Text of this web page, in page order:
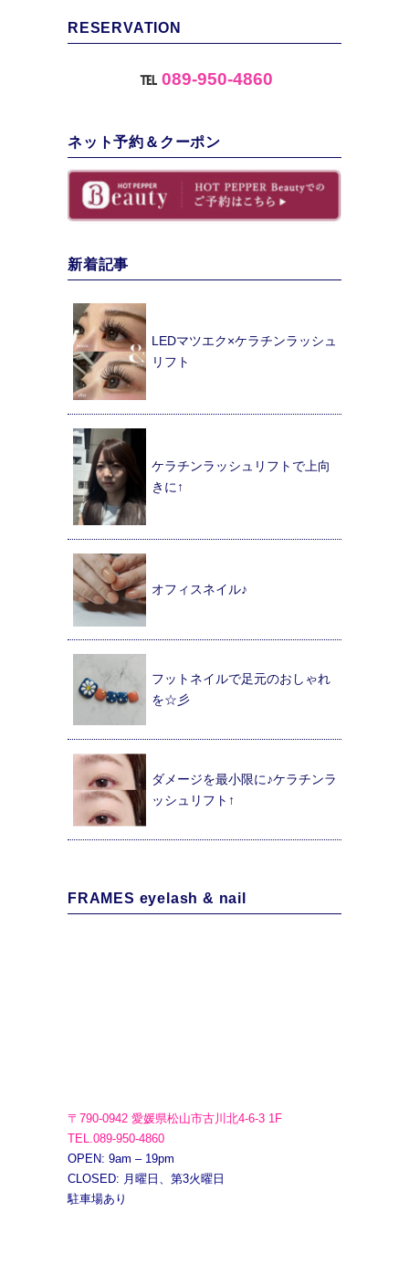
RESERVATION
℡ 089-950-4860
ネット予約＆クーポン
新着記事
LEDマツエク×ケラチンラッシュ
リフト
ケラチンラッシュリフトで上向
きに↑
オフィスネイル♪
フットネイルで足元のおしゃれ
を☆彡
ダメージを最小限に♪ケラチンラ
ッシュリフト↑
FRAMES eyelash & nail
〒790-0942 愛媛県松山市古川北4-6-3 1F
TEL.089-950-4860
OPEN: 9am – 19pm
CLOSED: 月曜日、第3火曜日
駐車場あり